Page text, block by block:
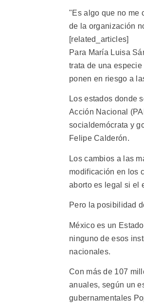
"Es algo que no me
de la organización
[related_articles]
Para María Luisa
trata de una
ponen en riesgo a
Los estados donde
Acción Nacional
socialdemócrata y
Felipe Calderón.
Los cambios a las
modificación en los
aborto es legal si el
Pero la posibilidad
México es un
ninguno de esos
nacionales.
Con más de 107
anuales, según un
gubernamentales